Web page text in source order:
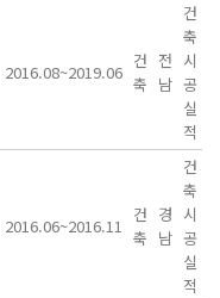
2016.08~2019.06
건
축
전
남
건
축
시
공
실
적
2016.06~2016.11
건
축
경
남
건
축
시
공
실
적